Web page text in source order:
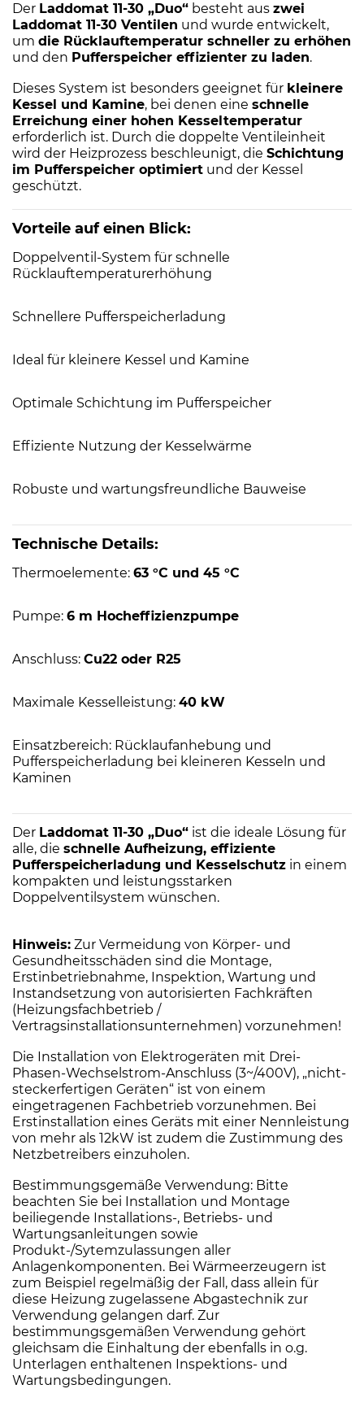
Der Laddomat 11-30 „Duo“ besteht aus zwei
Laddomat 11-30 Ventilen und wurde entwickelt,
um die Rücklauftemperatur schneller zu erhöhen
und den Pufferspeicher effizienter zu laden.
Dieses System ist besonders geeignet für kleinere
Kessel und Kamine, bei denen eine schnelle
Erreichung einer hohen Kesseltemperatur
erforderlich ist. Durch die doppelte Ventileinheit
wird der Heizprozess beschleunigt, die Schichtung
im Pufferspeicher optimiert und der Kessel
geschützt.
Vorteile auf einen Blick:
Doppelventil-System für schnelle
Rücklauftemperaturerhöhung
Schnellere Pufferspeicherladung
Ideal für kleinere Kessel und Kamine
Optimale Schichtung im Pufferspeicher
Effiziente Nutzung der Kesselwärme
Robuste und wartungsfreundliche Bauweise
Technische Details:
Thermoelemente: 63 °C und 45 °C
Pumpe: 6 m Hocheffizienzpumpe
Anschluss: Cu22 oder R25
Maximale Kesselleistung: 40 kW
Einsatzbereich: Rücklaufanhebung und
Pufferspeicherladung bei kleineren Kesseln und
Kaminen
Der Laddomat 11-30 „Duo“ ist die ideale Lösung für
alle, die schnelle Aufheizung, effiziente
Pufferspeicherladung und Kesselschutz in einem
kompakten und leistungsstarken
Doppelventilsystem wünschen.
Hinweis: Zur Vermeidung von Körper- und
Gesundheitsschäden sind die Montage,
Erstinbetriebnahme, Inspektion, Wartung und
Instandsetzung von autorisierten Fachkräften
(Heizungsfachbetrieb /
Vertragsinstallationsunternehmen) vorzunehmen!
Die Installation von Elektrogeräten mit Drei-
Phasen-Wechselstrom-Anschluss (3~/400V), „nicht-
steckerfertigen Geräten“ ist von einem
eingetragenen Fachbetrieb vorzunehmen. Bei
Erstinstallation eines Geräts mit einer Nennleistung
von mehr als 12kW ist zudem die Zustimmung des
Netzbetreibers einzuholen.
Bestimmungsgemäße Verwendung: Bitte
beachten Sie bei Installation und Montage
beiliegende Installations-, Betriebs- und
Wartungsanleitungen sowie
Produkt-/Sytemzulassungen aller
Anlagenkomponenten. Bei Wärmeerzeugern ist
zum Beispiel regelmäßig der Fall, dass allein für
diese Heizung zugelassene Abgastechnik zur
Verwendung gelangen darf. Zur
bestimmungsgemäßen Verwendung gehört
gleichsam die Einhaltung der ebenfalls in o.g.
Unterlagen enthaltenen Inspektions- und
Wartungsbedingungen.